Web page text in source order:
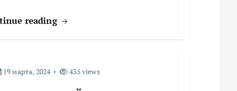
reading
19 марта, 2024 435 views